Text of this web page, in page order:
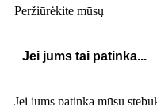
Peržiūrėkite mūsų
Jei jums tai patinka...
Jei jums patinka mūsų